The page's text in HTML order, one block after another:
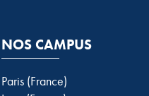
NOS CAMPUS
Paris (France)